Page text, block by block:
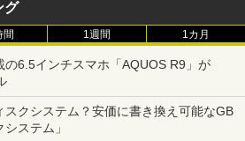
グ
間 1週間 1カ月
の6.5インチスマホ「AQUOS R9」が
スクシステム？安価に書き換え可能なGB
ステム」